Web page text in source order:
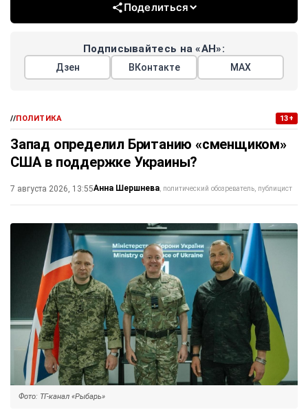
Поделиться
Подписывайтесь на «АН»:
Дзен ВКонтакте МАХ
//ПОЛИТИКА 13+
Запад определил Британию «сменщиком»
США в поддержке Украины?
7 августа 2026, 13:55Анна Шершнева политический обозреватель, публицист
Фото: ТГ-канал «Рыбарь»